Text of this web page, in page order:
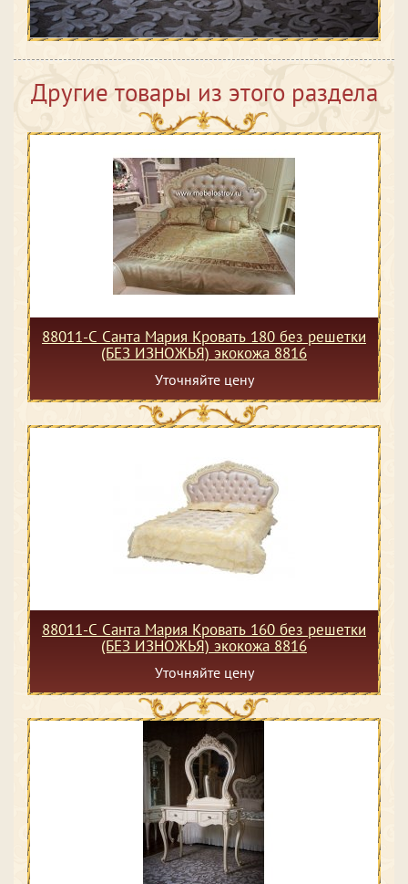
Другие товары из этого раздела
88011-С Санта Мария Кровать 180 без решетки
(БЕЗ ИЗНОЖЬЯ) экокожа 8816
Уточняйте цену
88011-С Санта Мария Кровать 160 без решетки
(БЕЗ ИЗНОЖЬЯ) экокожа 8816
Уточняйте цену